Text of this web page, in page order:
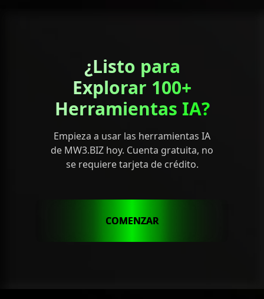
¿Listo para
Explorar 100+
Herramientas IA?
Empieza a usar las herramientas IA
de MW3.BIZ hoy. Cuenta gratuita, no
se requiere tarjeta de crédito.
COMENZAR